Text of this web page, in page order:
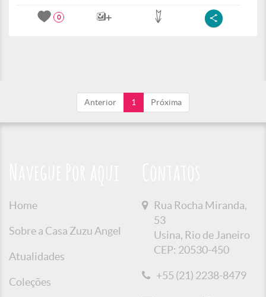
0
Anterior 1 Próxima
Home
Sobre a Casa Zuzu Angel
Atualidades
Coleções
Rua Rocha Miranda,
53
Usina, Rio de Janeiro
CEP: 20530-450
+55 (21) 2238-8479